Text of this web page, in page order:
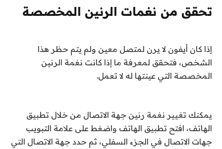
تحقق من نغمات الرنين المخصصة
إذا كان أيفون لا يرن لمتصل معين ولم يتم حظر هذا
الشخص، فتحقق لمعرفة ما إذا كانت نغمة الرنين
المخصصة التي عينتها له لا تعمل.
يمكنك تغيير نغمة رنين جهة الاتصال من خلال تطبيق
الهاتف، افتح تطبيق الهاتف واضغط على علامة التبويب
جهات الاتصال في الجزء السفلي، ثم حدد جهة الاتصال التي